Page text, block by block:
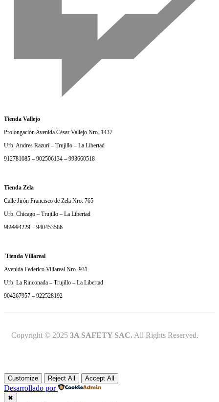
Tienda Vallejo
Prolongación Avenida César Vallejo Nro. 1437
Urb. Andres Razurí – Trujillo – La Libertad
912781085 – 902506134 – 993660518
Tienda Zela
Calle Jirón Francisco de Zela Nro. 765
Urb. Chicago – Trujillo – La Libertad
989994229 – 940453586
Tienda Villareal
Avenida Federico Villareal Nro. 931
Urb. La Rinconada – Trujillo – La Libertad
904267957 – 922528192
Copyright © 2025 3A SAFETY SAC. All Rights Reserved.
Customize Reject All Accept All
Desarrollado por
✖